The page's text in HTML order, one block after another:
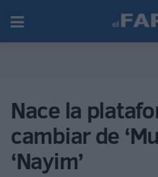
Nace la
cambiar de
‘Nayim’